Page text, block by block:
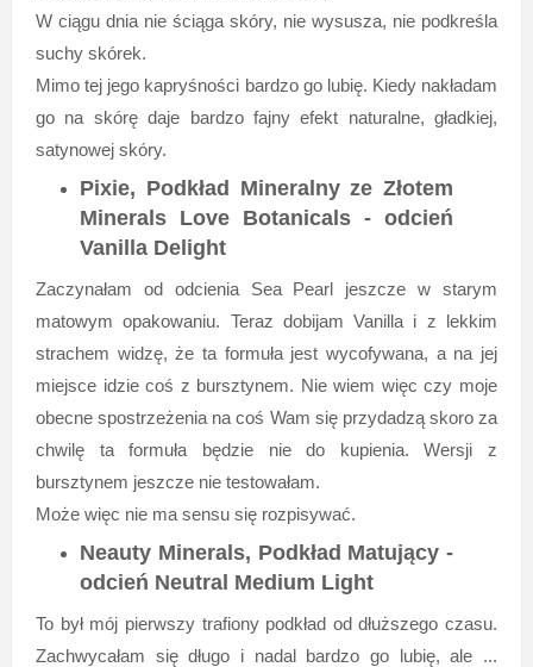
W ciągu dnia nie ściąga skóry, nie wysusza, nie podkreśla
suchy skórek.
Mimo tej jego kapryśności bardzo go lubię. Kiedy nakładam
go na skórę daje bardzo fajny efekt naturalne, gładkiej,
satynowej skóry.
Pixie, Podkład Mineralny ze Złotem
Minerals Love Botanicals - odcień
Vanilla Delight
Zaczynałam od odcienia Sea Pearl jeszcze w starym
matowym opakowaniu. Teraz dobijam Vanilla i z lekkim
strachem widzę, że ta formuła jest wycofywana, a na jej
miejsce idzie coś z bursztynem. Nie wiem więc czy moje
obecne spostrzeżenia na coś Wam się przydadzą skoro za
chwilę ta formuła będzie nie do kupienia. Wersji z
bursztynem jeszcze nie testowałam.
Może więc nie ma sensu się rozpisywać.
Neauty Minerals, Podkład Matujący -
odcień Neutral Medium Light
To był mój pierwszy trafiony podkład od dłuższego czasu.
Zachwycałam się długo i nadal bardzo go lubię, ale ...